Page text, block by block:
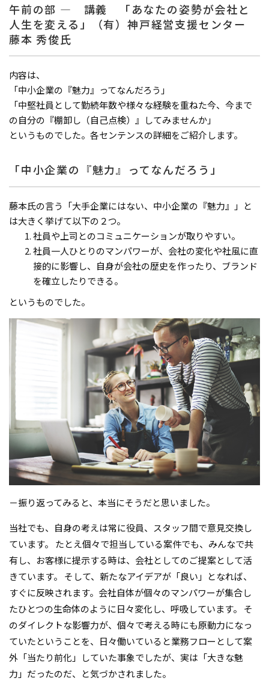
午前の部 ― 講義 「あなたの姿勢が会社と
人生を変える」（有）神戸経営支援センター
藤本 秀俊氏
内容は、
「中小企業の『魅力』ってなんだろう」
「中堅社員として勤続年数や様々な経験を重ねた今、今まで
の自分の『棚卸し（自己点検）』してみませんか」
というものでした。各センテンスの詳細をご紹介します。
「中小企業の『魅力』ってなんだろう」
藤本氏の言う「大手企業にはない、中小企業の『魅力』」と
は大きく挙げて以下の２つ。
社員や上司とのコミュニケーションが取りやすい。
社員一人ひとりのマンパワーが、会社の変化や社風に直
接的に影響し、自身が会社の歴史を作ったり、ブランド
を確立したりできる。
というものでした。
－振り返ってみると、本当にそうだと思いました。
当社でも、自身の考えは常に役員、スタッフ間で意見交換し
ています。 たとえ個々で担当している案件でも、みんなで共
有し、お客様に提示する時は、会社としてのご提案として活
きています。 そして、新たなアイデアが「良い」となれば、
すぐに反映されます。会社自体が個々のマンパワーが集合し
たひとつの生命体のように日々変化し、呼吸しています。 そ
のダイレクトな影響力が、個々で考える時にも原動力になっ
ていたということを、日々働いていると業務フローとして案
外「当たり前化」していた事象でしたが、実は「大きな魅
力」だったのだ、と気づかされました。